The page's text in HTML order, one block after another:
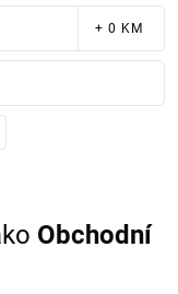
+ 0 KM
Obchodní